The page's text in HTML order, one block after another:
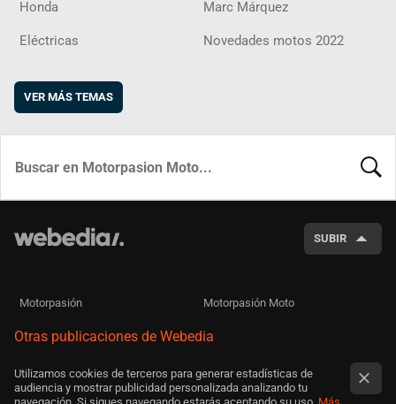
Honda Marc Márquez
Eléctricas Novedades motos 2022
VER MÁS TEMAS
SUBIR
Motorpasión Motorpasión Moto
Otras publicaciones de Webedia
Utilizamos cookies de terceros para generar estadísticas de
audiencia y mostrar publicidad personalizada analizando tu